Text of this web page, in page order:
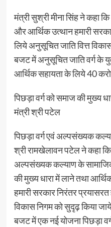
मंत्री सुश्री मीना सिंह ने कहा
और आर्थिक उत्थान हमारी
लिये अनुसूचित जाति वित्त
बजट में अनुसूचित जाति वर्ग के
आर्थिक सहायता के लिये 40
पिछड़ा वर्ग को समाज की मुख्य
मंत्री श्री पटेल
पिछड़ा वर्ग एवं अल्पसंख्यक
श्री रामखेलावन पटेल ने कहा
अल्पसंख्यक कल्याण के
की मुख्य धारा में लाने तथा
हमारी सरकार निरंतर
विकास निगम को सुदृढ़ किया
बजट में एक नई योजना पिछड़ा